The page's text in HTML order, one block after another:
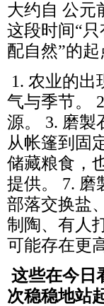
大约自 公元
这段时间“
配自然”的
1. 农业的
气与季节。
源。 3. 磨製
从帐篷到固
储藏粮食，
提供。 7. 磨
部落交换盐
制陶、有人
可能存在更
这些在今日
次稳稳地站